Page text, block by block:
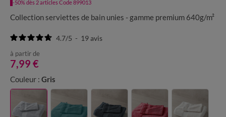
-50% dès 2 articles Code 899013
Collection serviettes de bain unies - gamme premium 640g/m²
4.7/5 - 19avis
à partir de
7,99 €
Couleur : Gris